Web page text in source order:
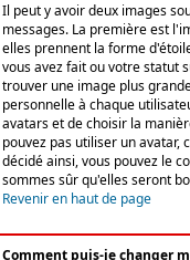
Il peut y avoir deux images
messages. La première est
elles prennent la forme
vous avez fait ou votre statut
trouver une image plus
personnelle à chaque
avatars et de choisir la
pouvez pas utiliser un
décidé ainsi, vous pouvez le
sommes sûr qu'elles seront
Revenir en haut de page
Comment puis-je changer